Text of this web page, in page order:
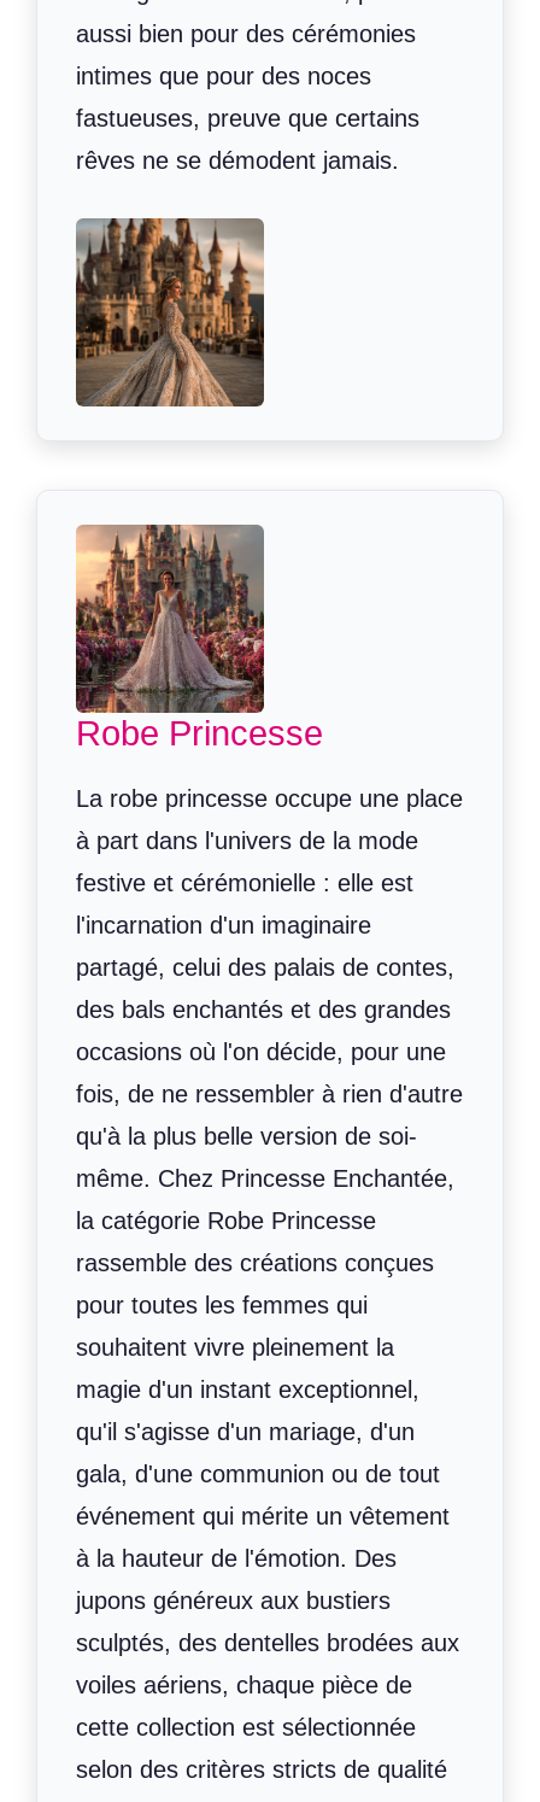
aussi bien pour des cérémonies
intimes que pour des noces
fastueuses, preuve que certains
rêves ne se démodent jamais.
Robe Princesse
La robe princesse occupe une place
à part dans l'univers de la mode
festive et cérémonielle : elle est
l'incarnation d'un imaginaire
partagé, celui des palais de contes,
des bals enchantés et des grandes
occasions où l'on décide, pour une
fois, de ne ressembler à rien d'autre
qu'à la plus belle version de soi-
même. Chez Princesse Enchantée,
la catégorie Robe Princesse
rassemble des créations conçues
pour toutes les femmes qui
souhaitent vivre pleinement la
magie d'un instant exceptionnel,
qu'il s'agisse d'un mariage, d'un
gala, d'une communion ou de tout
événement qui mérite un vêtement
à la hauteur de l'émotion. Des
jupons généreux aux bustiers
sculptés, des dentelles brodées aux
voiles aériens, chaque pièce de
cette collection est sélectionnée
selon des critères stricts de qualité